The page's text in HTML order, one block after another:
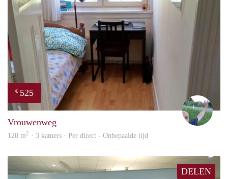
€ 525
Vrouwenweg
120 m2 · 3 kamers · Per direct - Onbepaalde tijd
DELEN